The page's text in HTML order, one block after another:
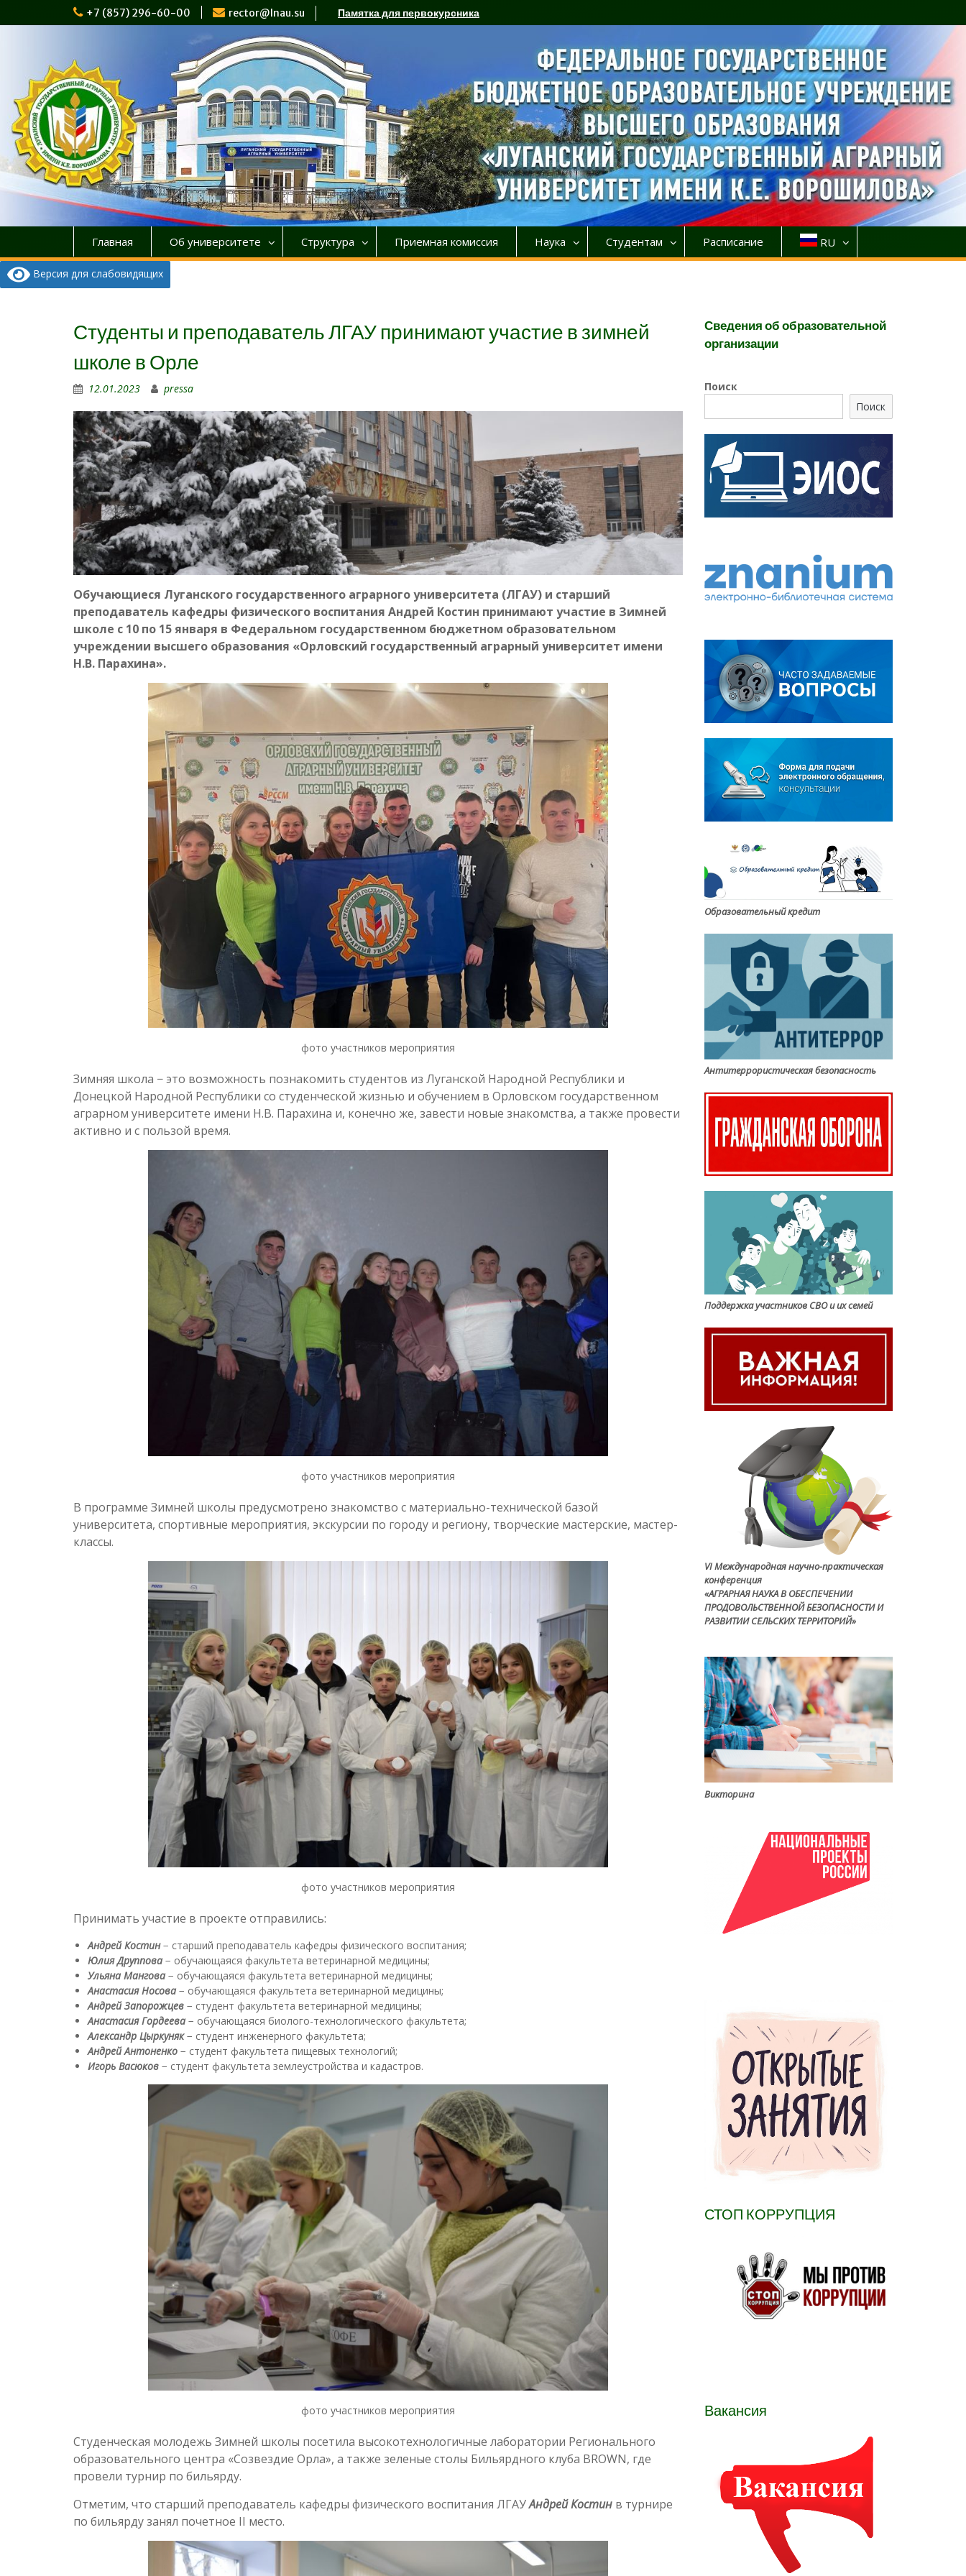
к
+7 (857) 296-60-00 rector@lnau.su Памятка для первокурсника
Главная Об университете Структура Приемная комиссия Наука Студентам Расписание RU
Версия для слабовидящих
Студенты и преподаватель ЛГАУ принимают участие в зимней
школе в Орле
12.01.2023 pressa
Обучающиеся Луганского государственного аграрного университета (ЛГАУ) и старший
преподаватель кафедры физического воспитания Андрей Костин принимают участие в Зимней
школе с 10 по 15 января в Федеральном государственном бюджетном образовательном
учреждении высшего образования «Орловский государственный аграрный университет имени
Н.В. Парахина».
фото участников мероприятия
Зимняя школа − это возможность познакомить студентов из Луганской Народной Республики и
Донецкой Народной Республики со студенческой жизнью и обучением в Орловском государственном
аграрном университете имени Н.В. Парахина и, конечно же, завести новые знакомства, а также провести
активно и с пользой время.
фото участников мероприятия
В программе Зимней школы предусмотрено знакомство с материально-технической базой
университета, спортивные мероприятия, экскурсии по городу и региону, творческие мастерские, мастер-
классы.
фото участников мероприятия
Принимать участие в проекте отправились:
Андрей Костин− старший преподаватель кафедры физического воспитания;
Юлия Друппова − обучающаяся факультета ветеринарной медицины;
Ульяна Мангова − обучающаяся факультета ветеринарной медицины;
Анастасия Носова − обучающаяся факультета ветеринарной медицины;
Андрей Запорожцев − студент факультета ветеринарной медицины;
Анастасия Гордеева − обучающаяся биолого-технологического факультета;
Александр Цыркуняк− студент инженерного факультета;
Андрей Антоненко − студент факультета пищевых технологий;
Игорь Васюков − студент факультета землеустройства и кадастров.
фото участников мероприятия
Студенческая молодежь Зимней школы посетила высокотехнологичные лаборатории Регионального
образовательного центра «Созвездие Орла», а также зеленые столы Бильярдного клуба BROWN, где
провели турнир по бильярду.
Отметим, что старший преподаватель кафедры физического воспитания ЛГАУАндрей Костин в турнире
по бильярду занял почетное II место.
Сведения об образовательной
организации
Поиск
Поиск
Образовательный кредит
Антитеррористическая безопасность
Поддержка участников СВО и их семей
VI Международная научно-практическая
конференция
«АГРАРНАЯ НАУКА В ОБЕСПЕЧЕНИИ
ПРОДОВОЛЬСТВЕННОЙ БЕЗОПАСНОСТИ И
РАЗВИТИИ СЕЛЬСКИХ ТЕРРИТОРИЙ»
Викторина
СТОП КОРРУПЦИЯ
Вакансия